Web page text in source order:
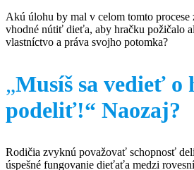
Akú úlohu by mal v celom tomto procese
vhodné nútiť dieťa, aby hračku požičalo
vlastníctvo a práva svojho potomka?
„Musíš sa vedieť o
podeliť!“ Naozaj?
Rodičia zvyknú považovať schopnosť
úspešné fungovanie dieťaťa medzi